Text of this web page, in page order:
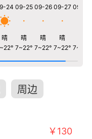
24
晴
09-25
晴
7~22°
09-26
晴
7~22°
09-27
晴
7~22°
09-28
7~22°
周边
￥130